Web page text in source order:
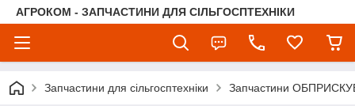
АГРОКОМ - ЗАПЧАСТИНИ ДЛЯ СІЛЬГОСПТЕХНІКИ
Запчастини для сільгосптехніки Запчастини